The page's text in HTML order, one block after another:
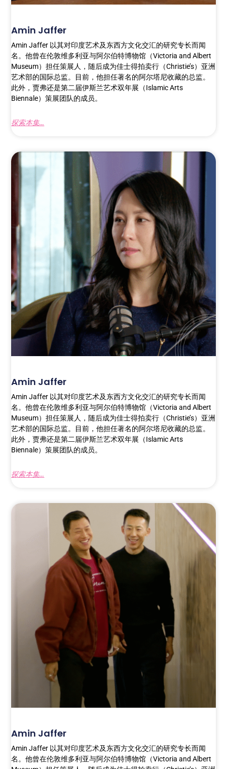
Amin Jaffer
Amin Jaffer 以其对印度艺术及东西方文化交汇的研究专长而闻
名。他曾在伦敦维多利亚与阿尔伯特博物馆（Victoria and Albert
Museum）担任策展人，随后成为佳士得拍卖行（Christie’s）亚洲
艺术部的国际总监。目前，他担任著名的阿尔塔尼收藏的总监。
此外，贾弗还是第二届伊斯兰艺术双年展（Islamic Arts
Biennale）策展团队的成员。
探索本集...
Amin Jaffer
Amin Jaffer 以其对印度艺术及东西方文化交汇的研究专长而闻
名。他曾在伦敦维多利亚与阿尔伯特博物馆（Victoria and Albert
Museum）担任策展人，随后成为佳士得拍卖行（Christie’s）亚洲
艺术部的国际总监。目前，他担任著名的阿尔塔尼收藏的总监。
此外，贾弗还是第二届伊斯兰艺术双年展（Islamic Arts
Biennale）策展团队的成员。
探索本集...
Amin Jaffer
Amin Jaffer 以其对印度艺术及东西方文化交汇的研究专长而闻
名。他曾在伦敦维多利亚与阿尔伯特博物馆（Victoria and Albert